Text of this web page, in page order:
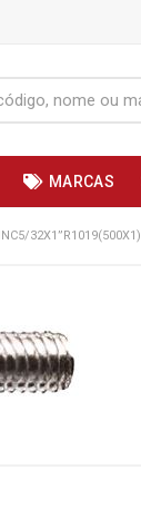
MARCAS
32X1”R1019(500X1)